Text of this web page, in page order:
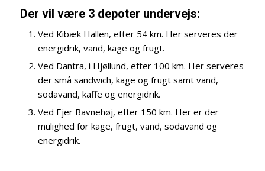
Der vil være 3 depoter undervejs:
Ved Kibæk Hallen, efter 54 km. Her serveres der
energidrik, vand, kage og frugt.
Ved Dantra, i Hjøllund, efter 100 km. Her serveres
der små sandwich, kage og frugt samt vand,
sodavand, kaffe og energidrik.
Ved Ejer Bavnehøj, efter 150 km. Her er der
mulighed for kage, frugt, vand, sodavand og
energidrik.